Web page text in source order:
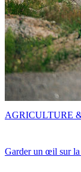
Garder un œil sur la
AGRICULTURE